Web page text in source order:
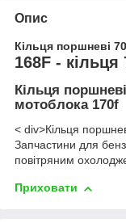
Опис
Кільця поршневі
168F -
Кільця
мотоблока 170f
< div>Кільця
Запчастини для
повітряним
Приховати